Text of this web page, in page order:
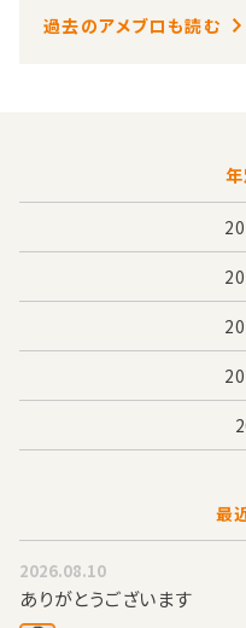
過去のアメブロも読む
最
2026.08.10
ありがとうございます